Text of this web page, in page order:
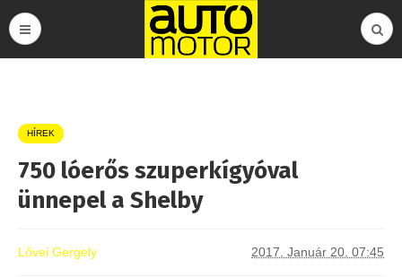
HÍREK
750 lóerős szuperkígyóval
ünnepel a Shelby
Lővei Gergely 2017. Január 20. 07:45